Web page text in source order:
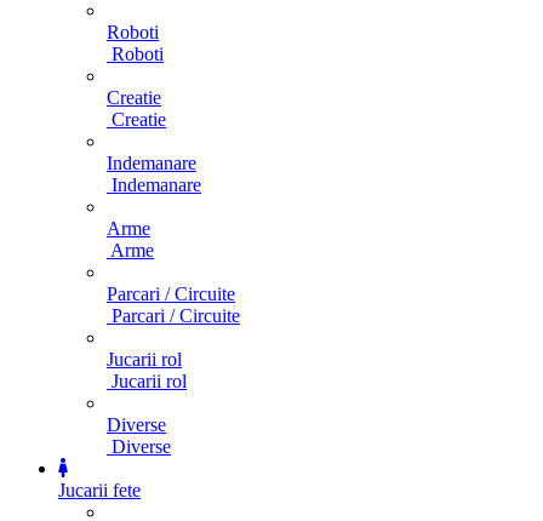
Roboti
Roboti
Creatie
Creatie
Indemanare
Indemanare
Arme
Arme
Parcari / Circuite
Parcari / Circuite
Jucarii rol
Jucarii rol
Diverse
Diverse
Jucarii fete